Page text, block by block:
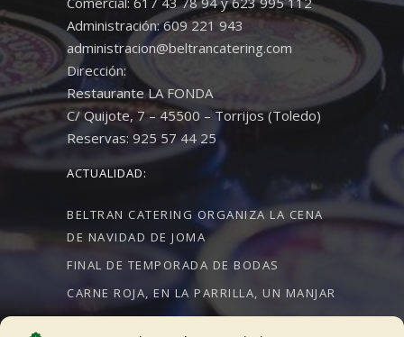
Administración: 609 221 943
administracion@beltrancatering.com
Dirección:
Restaurante LA FONDA
C/ Quijote, 7 – 45500 – Torrijos (Toledo)
Reservas: 925 57 44 25
ACTUALIDAD:
BELTRAN CATERING ORGANIZA LA CENA
DE NAVIDAD DE JOMA
FINAL DE TEMPORADA DE BODAS
CARNE ROJA, EN LA PARRILLA, UN MANJAR